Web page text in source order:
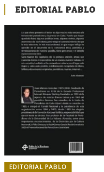
EDITORIAL PABLO
EDITORIAL PABLO